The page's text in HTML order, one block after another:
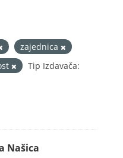
zajednica
Tip Izdavača:
Našica